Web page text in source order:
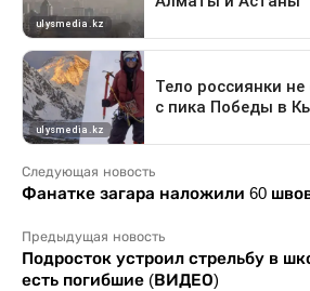
Следующая новость
Фанатке загара наложили 60
Предыдущая новость
Подросток устроил стрельбу в
есть погибшие (ВИДЕО)